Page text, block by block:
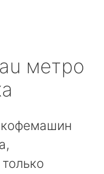
метро